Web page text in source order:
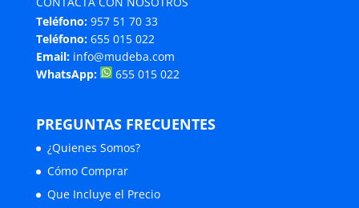
Teléfono: 957 51 70 33
Teléfono: 655 015 022
Email: info@mudeba.com
WhatsApp:
655 015 022
PREGUNTAS FRECUENTES
¿Quienes Somos?
Cómo Comprar
Que Incluye el Precio